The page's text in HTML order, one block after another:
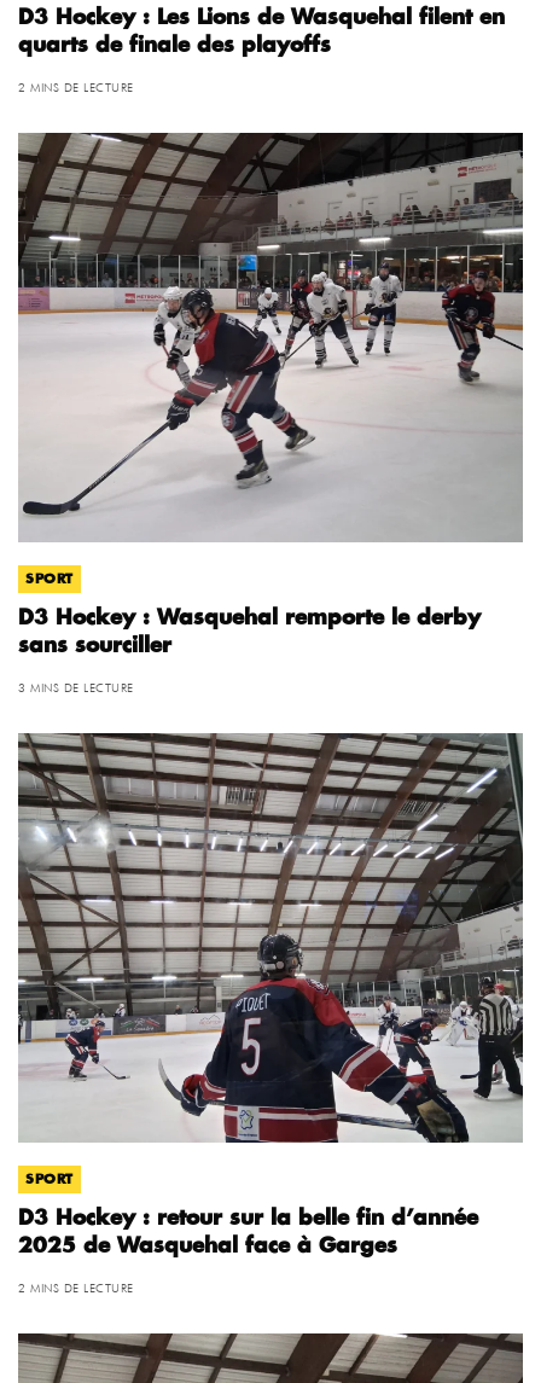
D3 Hockey : Les Lions de Wasquehal filent en
quarts de finale des playoffs
2 MINS DE LECTURE
SPORT
D3 Hockey : Wasquehal remporte le derby
sans sourciller
3 MINS DE LECTURE
SPORT
D3 Hockey : retour sur la belle fin d’année
2025 de Wasquehal face à Garges
2 MINS DE LECTURE